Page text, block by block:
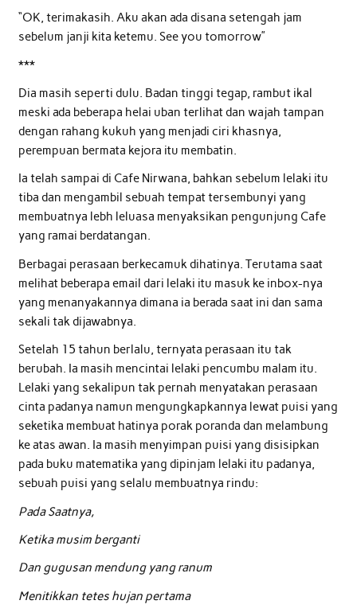
“OK, terimakasih. Aku akan ada disana setengah jam
sebelum janji kita ketemu. See you tomorrow”
***
Dia masih seperti dulu. Badan tinggi tegap, rambut ikal
meski ada beberapa helai uban terlihat dan wajah tampan
dengan rahang kukuh yang menjadi ciri khasnya,
perempuan bermata kejora itu membatin.
Ia telah sampai di Cafe Nirwana, bahkan sebelum lelaki itu
tiba dan mengambil sebuah tempat tersembunyi yang
membuatnya lebh leluasa menyaksikan pengunjung Cafe
yang ramai berdatangan.
Berbagai perasaan berkecamuk dihatinya. Terutama saat
melihat beberapa email dari lelaki itu masuk ke inbox-nya
yang menanyakannya dimana ia berada saat ini dan sama
sekali tak dijawabnya.
Setelah 15 tahun berlalu, ternyata perasaan itu tak
berubah. Ia masih mencintai lelaki pencumbu malam itu.
Lelaki yang sekalipun tak pernah menyatakan perasaan
cinta padanya namun mengungkapkannya lewat puisi yang
seketika membuat hatinya porak poranda dan melambung
ke atas awan. Ia masih menyimpan puisi yang disisipkan
pada buku matematika yang dipinjam lelaki itu padanya,
sebuah puisi yang selalu membuatnya rindu:
Pada Saatnya,
Ketika musim berganti
Dan gugusan mendung yang ranum
Menitikkan tetes hujan pertama